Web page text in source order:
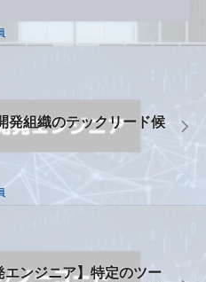
発組織のテックリード候
エンジニア】特定のツー